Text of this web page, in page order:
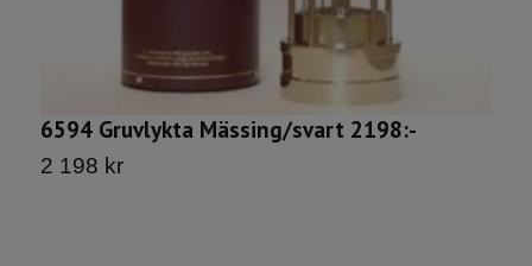
6594 Gruvlykta Mässing/svart 2198:-
2 198 kr